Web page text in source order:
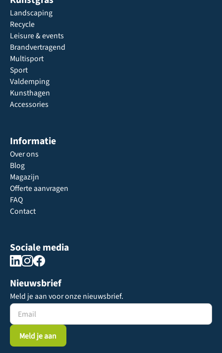
Landscaping
Recycle
Leisure & events
Brandvertragend
Multisport
Sport
Valdemping
Kunsthagen
Accessories
Informatie
Over ons
Blog
Magazijn
Offerte aanvragen
FAQ
Contact
Sociale media
Nieuwsbrief
Meld je aan voor onze nieuwsbrief.